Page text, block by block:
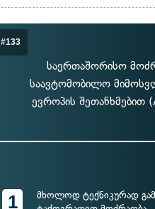
#133
საერთაშორისო
საავტომობილო
ევროპის შეთანხმებით
1
მხოლოდ ტექნიკურად